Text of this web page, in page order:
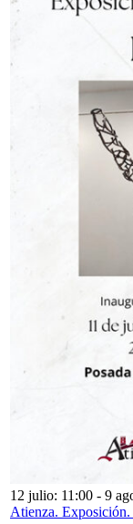
12 julio: 11:00 - 9
Atienza.